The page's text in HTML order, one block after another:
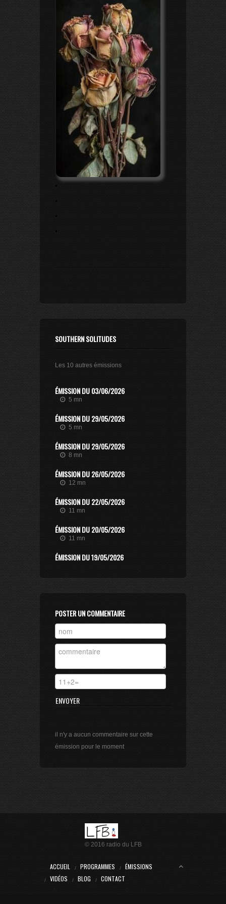
.
.
.
.
SOUTHERN SOLITUDES
Les 10 autres émissions
ÉMISSION DU 03/06/2026
5 mn
ÉMISSION DU 29/05/2026
5 mn
ÉMISSION DU 29/05/2026
8 mn
ÉMISSION DU 26/05/2026
12 mn
ÉMISSION DU 22/05/2026
11 mn
ÉMISSION DU 20/05/2026
11 mn
ÉMISSION DU 19/05/2026
ÉMISSION DU 15/05/2026
12 mn
ÉMISSION DU 13/05/2026
ÉMISSION DU 12/05/2026
9 mn
POSTER UN COMMENTAIRE
il n'y a aucun commentaire sur cette
émission pour le moment
© 2016 radio du LFB
ACCUEIL PROGRAMMES
ÉMISSIONS
VIDÉOS
BLOG CONTACT